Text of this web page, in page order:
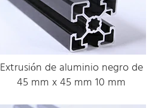
Extrusión de aluminio negro de
45 mm x 45 mm 10 mm